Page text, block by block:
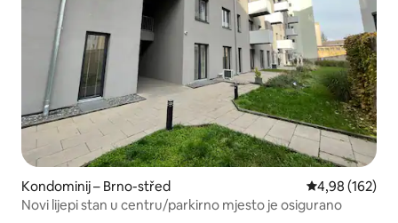
Kondominij – Brno-střed Prosječna
4,98 (162)
Novi lijepi stan u centru/parkirno mjesto je osigurano